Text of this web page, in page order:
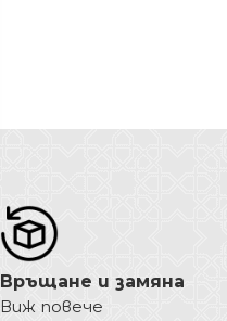
Връщане и замяна
Виж повече